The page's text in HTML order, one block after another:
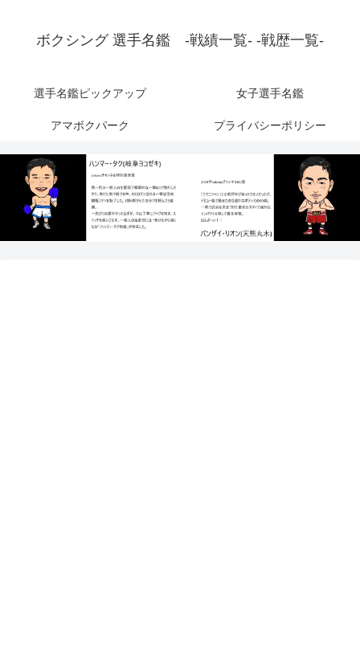
ボクシング 選手名鑑 -戦績一覧- -戦歴一覧-
選手名鑑ピックアップ 女子選手名鑑
アマボクパーク プライバシーポリシー